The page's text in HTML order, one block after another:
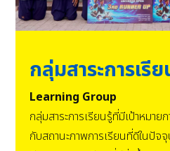
กลุ่มสาระการเรี
Learning Group
กลุ่มสาระการเรียนรู้ที่มีเป้าหมา
กับสถานะภาพการเรียนที่ดีในปัจ